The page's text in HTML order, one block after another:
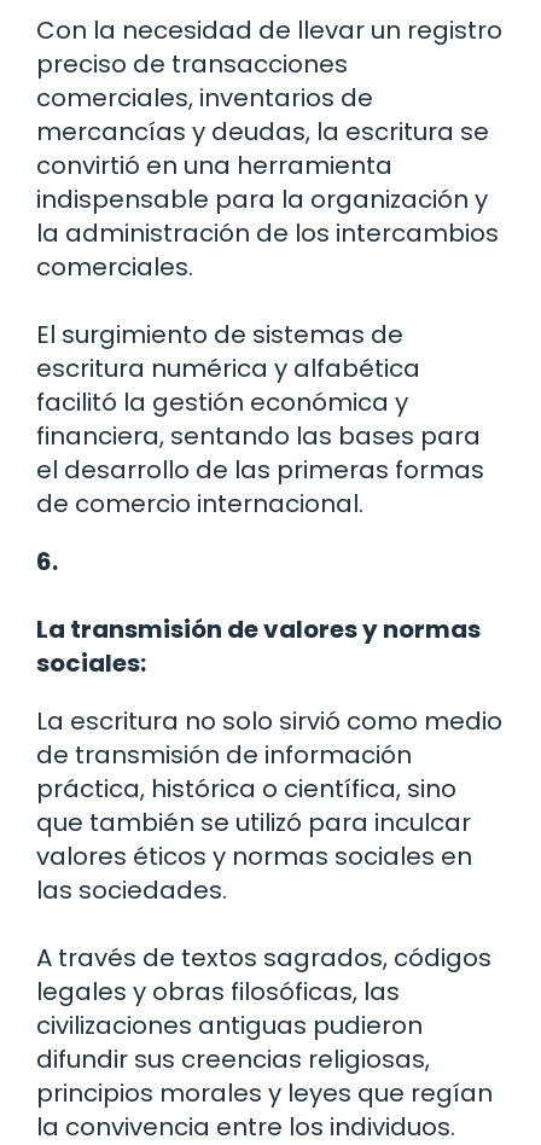
Con la necesidad de llevar un registro
preciso de transacciones
comerciales, inventarios de
mercancías y deudas, la escritura se
convirtió en una herramienta
indispensable para la organización y
la administración de los intercambios
comerciales.
El surgimiento de sistemas de
escritura numérica y alfabética
facilitó la gestión económica y
financiera, sentando las bases para
el desarrollo de las primeras formas
de comercio internacional.
6.
La transmisión de valores y normas
sociales:
La escritura no solo sirvió como medio
de transmisión de información
práctica, histórica o científica, sino
que también se utilizó para inculcar
valores éticos y normas sociales en
las sociedades.
A través de textos sagrados, códigos
legales y obras filosóficas, las
civilizaciones antiguas pudieron
difundir sus creencias religiosas,
principios morales y leyes que regían
la convivencia entre los individuos.